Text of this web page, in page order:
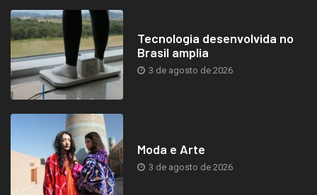
Tecnologia desenvolvida no
Brasil amplia
3 de agosto de 2026
Moda e Arte
3 de agosto de 2026